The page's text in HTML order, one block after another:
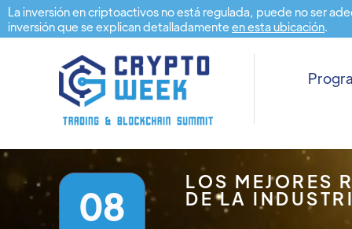
La inversión en criptoactivos no está regulada, puede no ser
inversión que se explican detalladamente en esta ubicación.
08
LOS MEJORES
DE LA